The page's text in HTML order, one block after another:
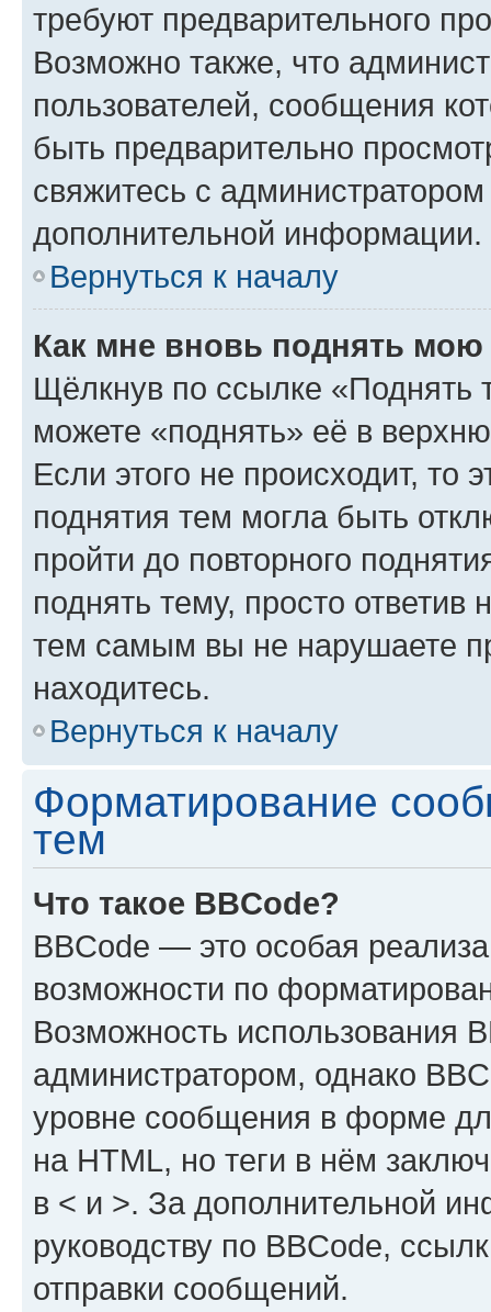
требуют предварительного
Возможно также, что
пользователей, сообщения
быть предварительно
свяжитесь с
дополнительной информации.
Вернуться к началу
Как мне вновь поднять мою
Щёлкнув по ссылке «Поднять
можете «поднять» её в
Если этого не происходит, то
поднятия тем могла быть
пройти до повторного
поднять тему, просто ответив
тем самым вы не нарушаете
находитесь.
Вернуться к началу
Форматирование
тем
Что такое BBCode?
BBCode — это особая
возможности по
Возможность использования
администратором, однако
уровне сообщения в форме
на HTML, но теги в нём
в < и >. За дополнительной
руководству по BBCode,
отправки сообщений.